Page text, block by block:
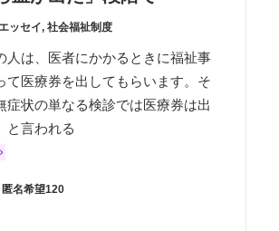
ッセイ, 社会福祉制度
人は、医者にかかるときに福祉事
て医療券を出してもらいます。そ
症状の単なる検診では医療券は出
と言われる
名希望120